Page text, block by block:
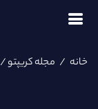
خانه / مجله کریپتو/GRT